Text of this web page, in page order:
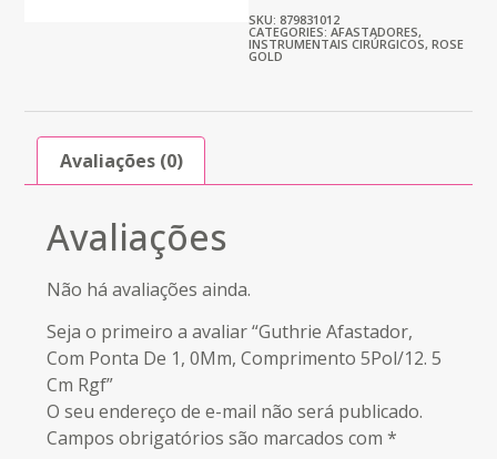
SKU: 879831012
CATEGORIES: AFASTADORES,
INSTRUMENTAIS CIRÚRGICOS, ROSE
GOLD
Avaliações (0)
Avaliações
Não há avaliações ainda.
Seja o primeiro a avaliar “Guthrie Afastador,
Com Ponta De 1, 0Mm, Comprimento 5Pol/12. 5
Cm Rgf”
O seu endereço de e-mail não será publicado.
Campos obrigatórios são marcados com*